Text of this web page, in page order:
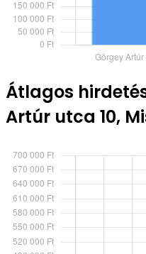
Átlagos
Artúr utca 10,